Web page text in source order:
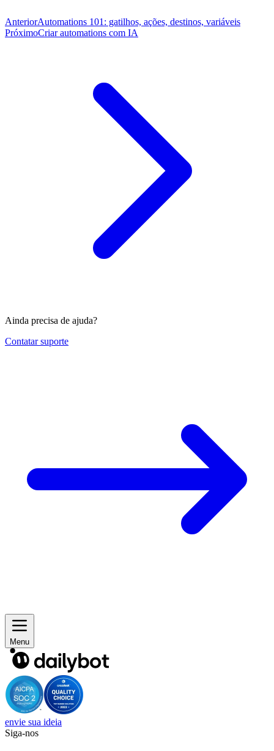
AnteriorAutomations 101: gatilhos, ações, destinos, variáveis
PróximoCriar automations com IA
Ainda precisa de ajuda?
Contatar suporte
Menu
envie sua ideia
Siga-nos